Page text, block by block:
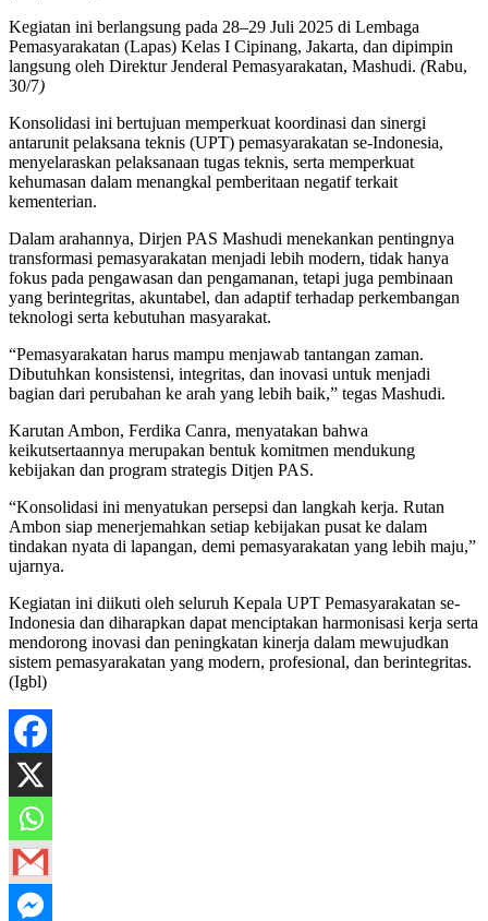
Kegiatan ini berlangsung pada 28–29 Juli 2025 di Lembaga
Pemasyarakatan (Lapas) Kelas I Cipinang, Jakarta, dan dipimpin
langsung oleh Direktur Jenderal Pemasyarakatan, Mashudi. (Rabu,
30/7)
Konsolidasi ini bertujuan memperkuat koordinasi dan sinergi
antarunit pelaksana teknis (UPT) pemasyarakatan se-Indonesia,
menyelaraskan pelaksanaan tugas teknis, serta memperkuat
kehumasan dalam menangkal pemberitaan negatif terkait
kementerian.
Dalam arahannya, Dirjen PAS Mashudi menekankan pentingnya
transformasi pemasyarakatan menjadi lebih modern, tidak hanya
fokus pada pengawasan dan pengamanan, tetapi juga pembinaan
yang berintegritas, akuntabel, dan adaptif terhadap perkembangan
teknologi serta kebutuhan masyarakat.
“Pemasyarakatan harus mampu menjawab tantangan zaman.
Dibutuhkan konsistensi, integritas, dan inovasi untuk menjadi
bagian dari perubahan ke arah yang lebih baik,” tegas Mashudi.
Karutan Ambon, Ferdika Canra, menyatakan bahwa
keikutsertaannya merupakan bentuk komitmen mendukung
kebijakan dan program strategis Ditjen PAS.
“Konsolidasi ini menyatukan persepsi dan langkah kerja. Rutan
Ambon siap menerjemahkan setiap kebijakan pusat ke dalam
tindakan nyata di lapangan, demi pemasyarakatan yang lebih maju,”
ujarnya.
Kegiatan ini diikuti oleh seluruh Kepala UPT Pemasyarakatan se-
Indonesia dan diharapkan dapat menciptakan harmonisasi kerja serta
mendorong inovasi dan peningkatan kinerja dalam mewujudkan
sistem pemasyarakatan yang modern, profesional, dan berintegritas.
(Igbl)